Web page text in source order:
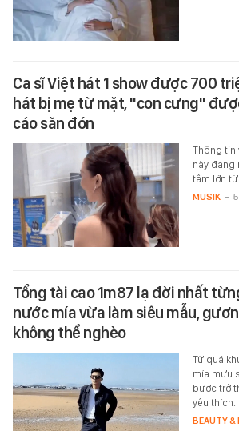
Ca sĩ Việt hát 1 show được 700
hát bị mẹ từ mặt, "con cưng"
cáo săn đón
Thông tin
này đang
tâm lớn
MUSIK -
Tổng tài cao 1m87 lạ đời nhất
nước mía vừa làm siêu mẫu,
không thể nghèo
Từ quá
mía mưu
bước trở
yêu thích.
BEAUTY &